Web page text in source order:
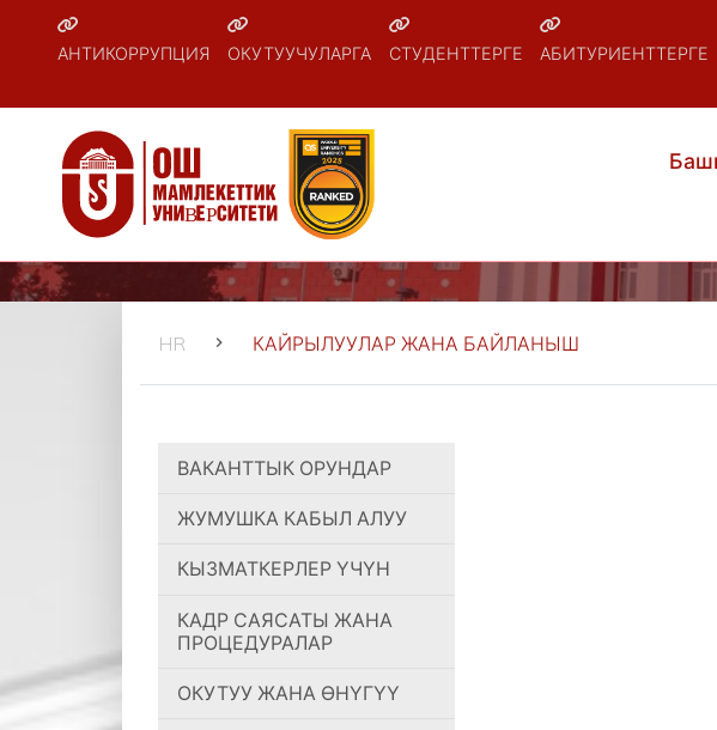
АНТИКОРРУПЦИЯ ОКУТУУЧУЛАРГА СТУДЕНТТЕРГЕ АБИТУРИЕНТТЕРГЕ
HR КАЙРЫЛУУЛАР ЖАНА БАЙЛАНЫШ
ВАКАНТТЫК ОРУНДАР
ЖУМУШКА КАБЫЛ АЛУУ
КЫЗМАТКЕРЛЕР ҮЧҮН
КАДР САЯСАТЫ ЖАНА
ПРОЦЕДУРАЛАР
ОКУТУУ ЖАНА ӨНҮГҮҮ